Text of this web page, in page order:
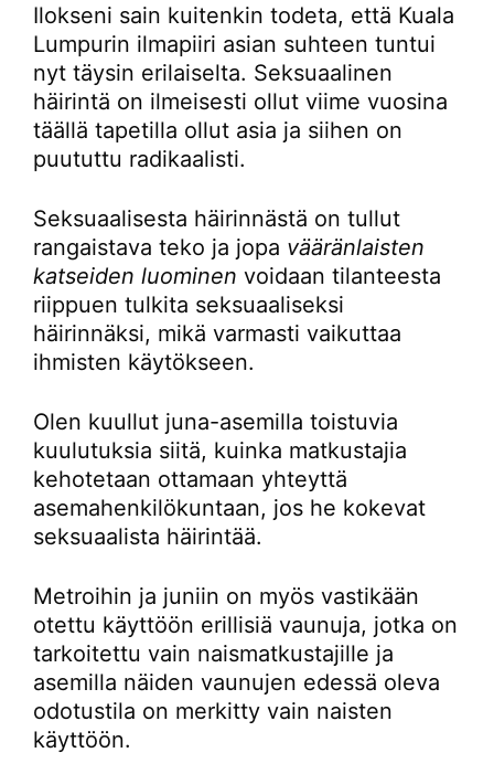
Ilokseni sain kuitenkin todeta, että Kuala
Lumpurin ilmapiiri asian suhteen tuntui
nyt täysin erilaiselta. Seksuaalinen
häirintä on ilmeisesti ollut viime vuosina
täällä tapetilla ollut asia ja siihen on
puututtu radikaalisti.
Seksuaalisesta häirinnästä on tullut
rangaistava teko ja jopa vääränlaisten
katseiden luominen voidaan tilanteesta
riippuen tulkita seksuaaliseksi
häirinnäksi, mikä varmasti vaikuttaa
ihmisten käytökseen.
Olen kuullut juna-asemilla toistuvia
kuulutuksia siitä, kuinka matkustajia
kehotetaan ottamaan yhteyttä
asemahenkilökuntaan, jos he kokevat
seksuaalista häirintää.
Metroihin ja juniin on myös vastikään
otettu käyttöön erillisiä vaunuja, jotka on
tarkoitettu vain naismatkustajille ja
asemilla näiden vaunujen edessä oleva
odotustila on merkitty vain naisten
käyttöön.